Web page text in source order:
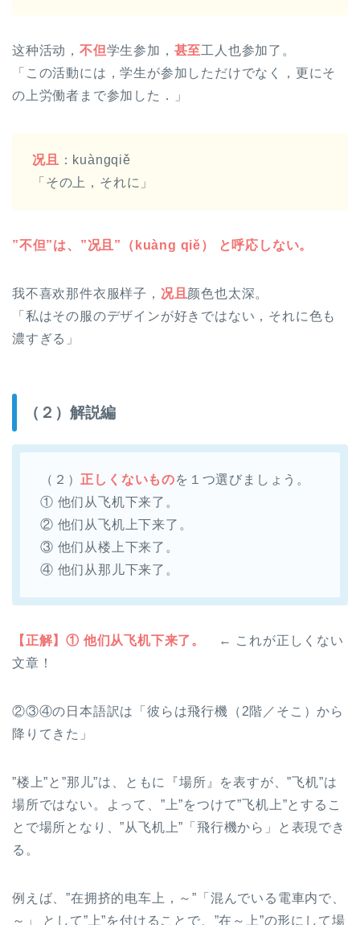
这种活动， 不但学生参加， 甚至工人也参加了。
「この活動には，学生が参加しただけでなく，更にそ
の上労働者まで参加した．」
况且
：kuàngqiě
「その上，それに」
”不但”は、”况且”（kuàng qiě） と呼応しない。
我不喜欢那件衣服样子， 况且 颜色也太深。
「私はその服のデザインが好きではない，それに色も
濃すぎる」
（２）解説編
（２） 正しくないものを１つ選びましょう。
① 他们从飞机下来了。
② 他们从飞机上下来了。
③ 他们从楼上下来了。
④ 他们从那儿下来了。
【正解】① 他们从飞机下来了。
← これが正しくない
文章！
②③④の日本語訳は「彼らは飛行機（2階／そこ）から
降りてきた」
”楼上”と”那儿”は、ともに『場所』を表すが、”飞机”は
場所ではない。よって、”上”をつけて”飞机上”とするこ
とで場所となり、”从飞机上”「飛行機から」と表現でき
る。
例えば、”在拥挤的电车上，～”「混んでいる電車内で、
～」 として”上”を付けることで、”在～上”の形にして場